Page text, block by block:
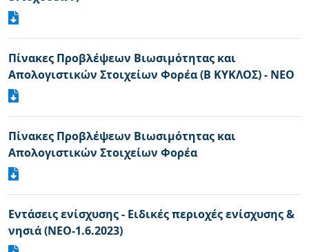
Πίνακες Προβλέψεων Βιωσιμότητας και
Απολογιστικών Στοιχείων Φορέα (Β ΚΥΚΛΟΣ) - NEO
Πίνακες Προβλέψεων Βιωσιμότητας και
Απολογιστικών Στοιχείων Φορέα
Εντάσεις ενίσχυσης - Ειδικές περιοχές ενίσχυσης &
νησιά (ΝΕΟ-1.6.2023)